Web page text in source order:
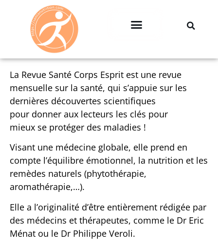
La Revue Santé Corps Esprit est une revue
mensuelle sur la santé, qui s’appuie sur les
dernières découvertes scientifiques
pour donner aux lecteurs les clés pour
mieux se protéger des maladies !
Visant une médecine globale, elle prend en
compte l’équilibre émotionnel, la nutrition et les
remèdes naturels (phytothérapie,
aromathérapie,…).
Elle a l’originalité d’être entièrement rédigée par
des médecins et thérapeutes, comme le Dr Eric
Ménat ou le Dr Philippe Veroli.